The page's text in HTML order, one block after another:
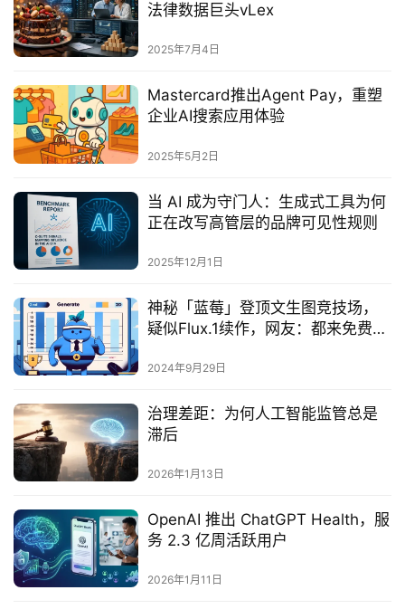
法律数据巨头vLex
2025年7月4日
Mastercard推出Agent Pay，重塑
企业AI搜索应用体验
2025年5月2日
当 AI 成为守门人：生成式工具为何
正在改写高管层的品牌可见性规则
2025年12月1日
神秘「蓝莓」登顶文生图竞技场，
疑似Flux.1续作，网友：都来免费打
2024年9月29日
治理差距：为何人工智能监管总是
滞后
2026年1月13日
OpenAI 推出 ChatGPT Health，服
务 2.3 亿周活跃用户
2026年1月11日